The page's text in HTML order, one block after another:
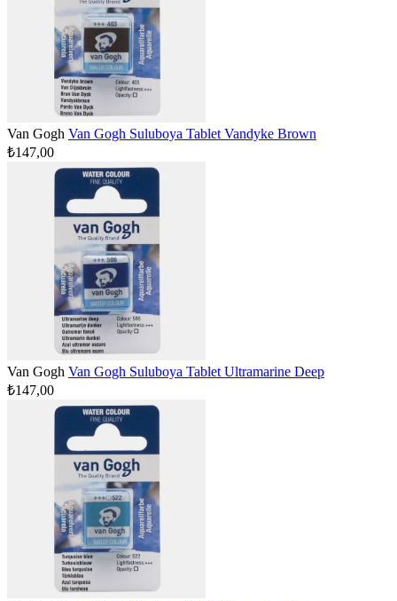
Van Gogh Van Gogh Suluboya Tablet Vandyke Brown
₺147,00
Van Gogh Van Gogh Suluboya Tablet Ultramarine Deep
₺147,00